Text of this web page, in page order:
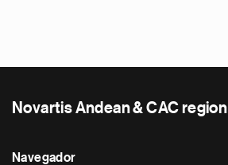
Novartis Andean & CAC region
Navegador